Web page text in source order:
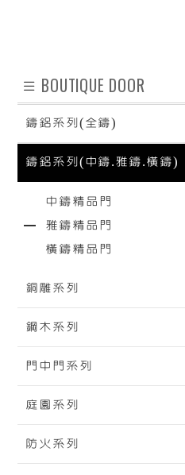
BOUTIQUE DOOR
鑄鋁系列(全鑄)
鑄鋁系列(中鑄.雅鑄.橫鑄)
中鑄精品門
雅鑄精品門
橫鑄精品門
銅雕系列
鋼木系列
門中門系列
庭園系列
防火系列